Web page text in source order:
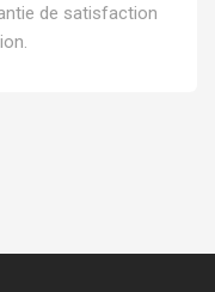
de satisfaction